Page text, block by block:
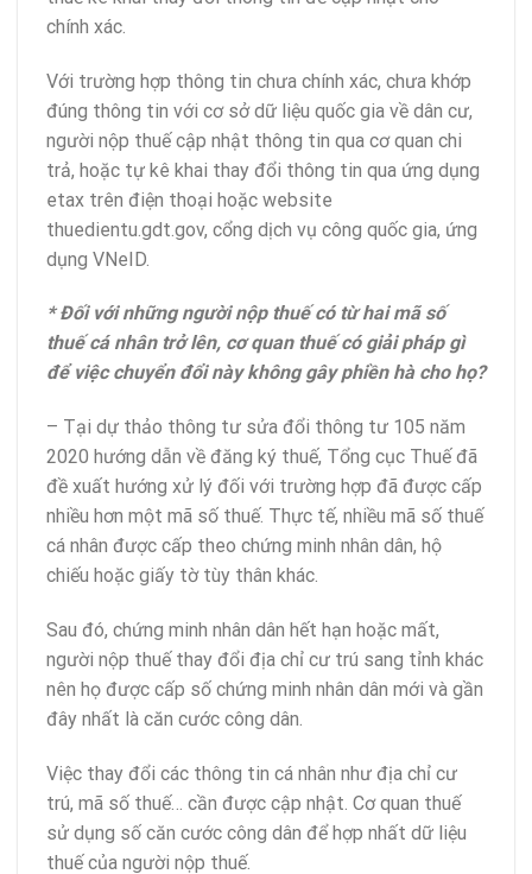
chính xác.
Với trường hợp thông tin chưa chính xác, chưa khớp
đúng thông tin với cơ sở dữ liệu quốc gia về dân cư,
người nộp thuế cập nhật thông tin qua cơ quan chi
trả, hoặc tự kê khai thay đổi thông tin qua ứng dụng
etax trên điện thoại hoặc website
thuedientu.gdt.gov, cổng dịch vụ công quốc gia, ứng
dụng VNeID.
* Đối với những người nộp thuế có từ hai mã số
thuế cá nhân trở lên, cơ quan thuế có giải pháp gì
để việc chuyển đổi này không gây phiền hà cho họ?
– Tại dự thảo thông tư sửa đổi thông tư 105 năm
2020 hướng dẫn về đăng ký thuế, Tổng cục Thuế đã
đề xuất hướng xử lý đối với trường hợp đã được cấp
nhiều hơn một mã số thuế. Thực tế, nhiều mã số thuế
cá nhân được cấp theo chứng minh nhân dân, hộ
chiếu hoặc giấy tờ tùy thân khác.
Sau đó, chứng minh nhân dân hết hạn hoặc mất,
người nộp thuế thay đổi địa chỉ cư trú sang tỉnh khác
nên họ được cấp số chứng minh nhân dân mới và gần
đây nhất là căn cước công dân.
Việc thay đổi các thông tin cá nhân như địa chỉ cư
trú, mã số thuế… cần được cập nhật. Cơ quan thuế
sử dụng số căn cước công dân để hợp nhất dữ liệu
thuế của người nộp thuế.